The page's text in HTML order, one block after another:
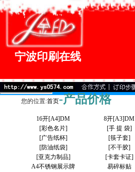
宁波印刷在线
您的位置:首页-产品价格
16开[A4]DM 8开[A3]DM
[彩色名片]
[手 提 袋]
[广告纸杯]
[筷子套]
[防油纸袋]
[不干胶]
[亚克力制品]
[卡套卡证]
A4不锈钢展示牌
易碎标贴